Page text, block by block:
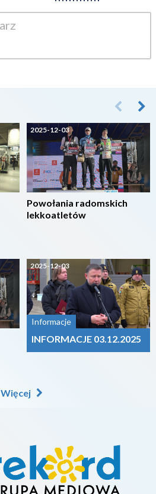
2025-12-03
Powołania radomskich
lekkoatletów
2025-12-03
Informacje
INFORMACJE 03.12.2025
Więcej